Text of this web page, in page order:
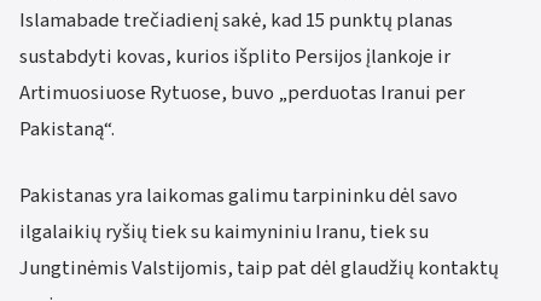
Islamabade trečiadienį sakė, kad 15 punktų planas
sustabdyti kovas, kurios išplito Persijos įlankoje ir
Artimuosiuose Rytuose, buvo „perduotas Iranui per
Pakistaną“.
Pakistanas yra laikomas galimu tarpininku dėl savo
ilgalaikių ryšių tiek su kaimyniniu Iranu, tiek su
Jungtinėmis Valstijomis, taip pat dėl glaudžių kontaktų